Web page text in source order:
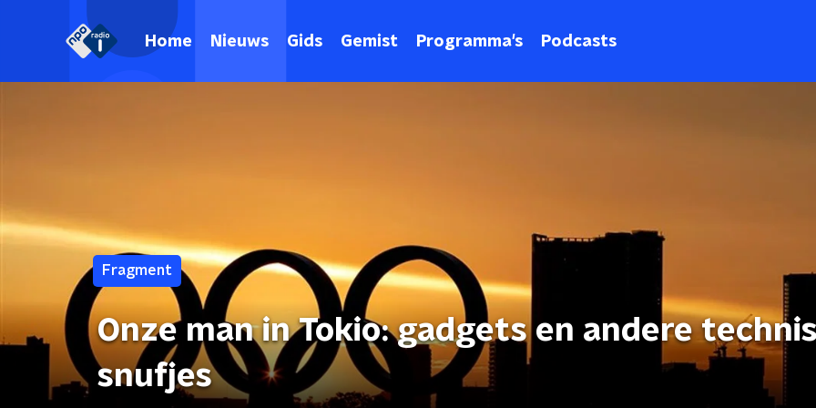
Home Nieuws Gids Gemist Programma's Podcasts
Fragment
Onze man in Tokio: gadgets en andere
snufjes